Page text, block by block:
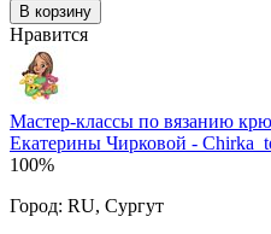
В корзину
Нравится
Мастер-классы по вязанию
Екатерины Чирковой -
100%
Город: RU, Сургут